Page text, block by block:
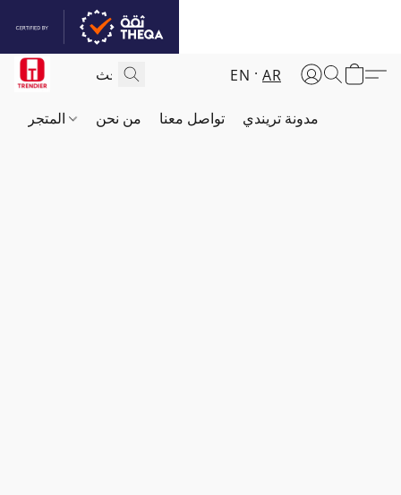
EN AR
من نحن تواصل معنا مدونة تريندي